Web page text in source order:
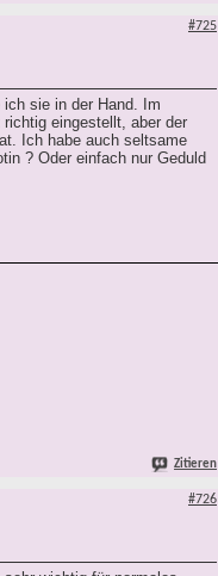
#725
sie in der Hand. Im
eingestellt, aber der
Ich habe auch seltsame
? Oder einfach nur Geduld
Zitieren
#726